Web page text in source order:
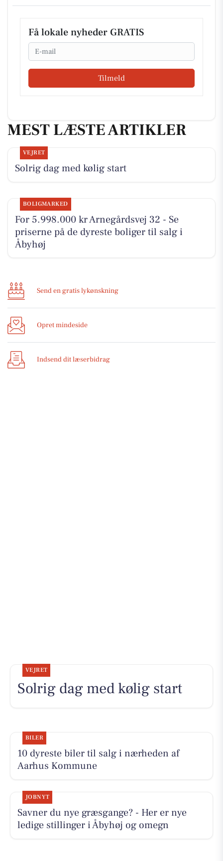
Få lokale nyheder GRATIS
Email
Tilmeld
MEST LÆSTE ARTIKLER
VEJRET
Solrig dag med kølig start
BOLIGMARKED
For 5.998.000 kr Arnegårdsvej 32 - Se
priserne på de dyreste boliger til salg i
Åbyhøj
Send en gratis lykønskning
Opret mindeside
Indsend dit læserbidrag
VEJRET
Solrig dag med kølig start
BILER
10 dyreste biler til salg i nærheden af
Aarhus Kommune
JOBNYT
Savner du nye græsgange? - Her er nye
ledige stillinger i Åbyhøj og omegn